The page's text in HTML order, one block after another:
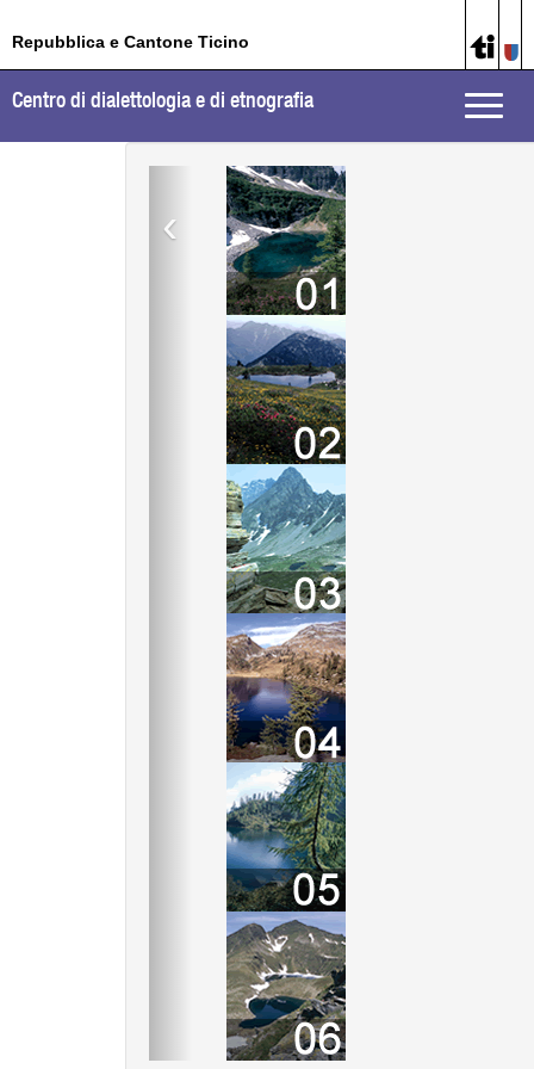
Repubblica e Cantone Ticino
Toggle
Centro di dialettologia e di etnografia
‹